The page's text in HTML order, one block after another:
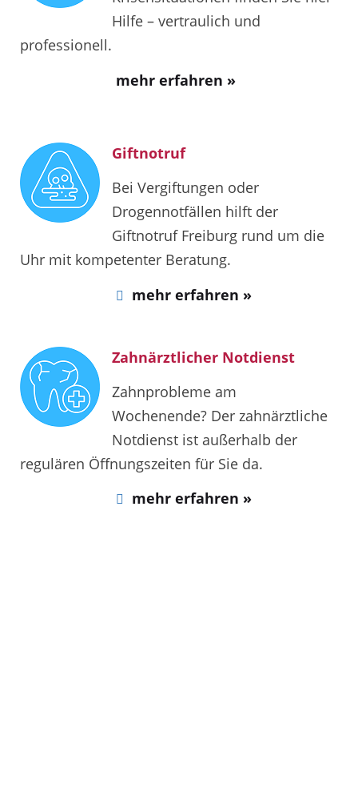
Hilfe – vertraulich und
professionell.
mehr erfahren »
Giftnotruf
Bei Vergiftungen oder
Drogennotfällen hilft der
Giftnotruf Freiburg rund um die
Uhr mit kompetenter Beratung.
mehr erfahren »
Zahnärztlicher Notdienst
Zahnprobleme am
Wochenende? Der zahnärztliche
Notdienst ist außerhalb der
regulären Öffnungszeiten für Sie da.
mehr erfahren »